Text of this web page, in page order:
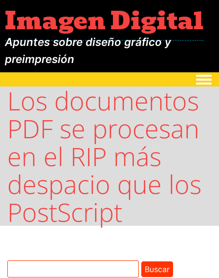
Imagen Digital
Apuntes sobre diseño gráfico y
preimpresión
Los documentos
PDF se procesan
en el RIP más
despacio que los
PostScript